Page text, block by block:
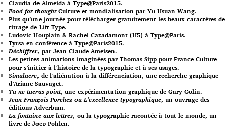
Claudia de Almeida à Type@Paris2015.
Food for thoughtCulture et mondialisation par Yu-Hsuan Wang.
Plus qu’une journée pour télécharger gratuitement les beaux caractères de
titrage de Lift Type.
Ludovic Houplain & Rachel Cazadamont (H5) à Type@Paris.
Tyrsa en conférence à Type@Paris2015.
Déchiffrer, par Jean Claude Ameisen.
Les petites animations imaginées par Thomas Sipp pour France Culture
pour s’initier à l’histoire de la typographie et à ses usages.
Simulacre, de l’aliénation à la différenciation, une recherche graphique
d’Ariane Sauvaget.
Tu ne tueras point, une expérimentation graphique de Gary Colin.
Jean François Porchez ou L’excellence typographique, un ouvrage des
éditions Adverbum.
La fontaine aux lettres, ou la typographie racontée à tout le monde, un
livre de Joep Pohlen.